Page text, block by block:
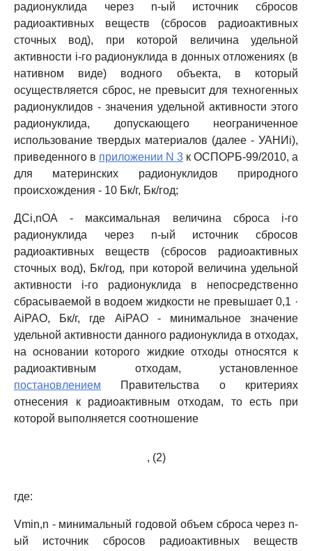
радионуклида через n-ый источник сбросов
радиоактивных веществ (сбросов радиоактивных
сточных вод), при которой величина удельной
активности i-го радионуклида в донных отложениях (в
нативном виде) водного объекта, в который
осуществляется сброс, не превысит для техногенных
радионуклидов - значения удельной активности этого
радионуклида, допускающего неограниченное
использование твердых материалов (далее - УАНИi),
приведенного в приложении N 3 к ОСПОРБ-99/2010, а
для материнских радионуклидов природного
происхождения - 10 Бк/г, Бк/год;
ДСi,nОА - максимальная величина сброса i-го
радионуклида через n-ый источник сбросов
радиоактивных веществ (сбросов радиоактивных
сточных вод), Бк/год, при которой величина удельной
активности i-го радионуклида в непосредственно
сбрасываемой в водоем жидкости не превышает 0,1 ·
AiРАО, Бк/г, где AiРАО - минимальное значение
удельной активности данного радионуклида в отходах,
на основании которого жидкие отходы относятся к
радиоактивным отходам, установленное
постановлением Правительства о критериях
отнесения к радиоактивным отходам, то есть при
которой выполняется соотношение
, (2)
где:
Vmin,n - минимальный годовой объем сброса через n-
ый источник сбросов радиоактивных веществ